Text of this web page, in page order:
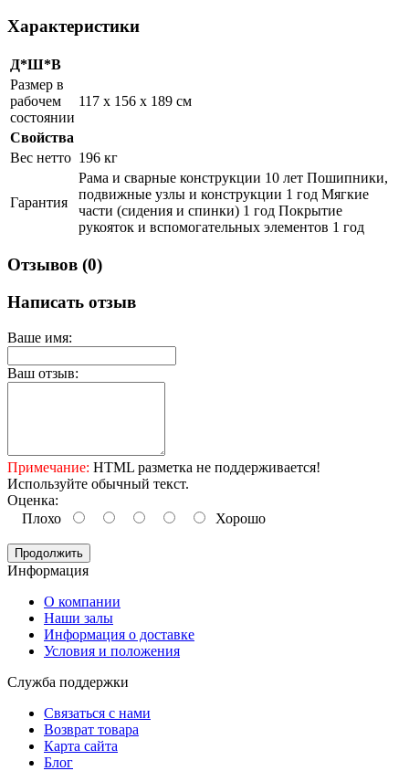
Характеристики
Д*Ш*В
Размер в
рабочем
состоянии
117 x 156 x 189 см
Свойства
Вес нетто 196 кг
Гарантия
Рама и сварные конструкции 10 лет Пошипники,
подвижные узлы и конструкции 1 год Мягкие
части (сидения и спинки) 1 год Покрытие
рукояток и вспомогательных элементов 1 год
Отзывов (0)
Написать отзыв
Ваше имя:
Ваш отзыв:
Примечание: HTML разметка не поддерживается!
Используйте обычный текст.
Оценка:
Плохо
Хорошо
Продолжить
Информация
O компании
Наши залы
Информация о доставке
Условия и положения
Служба поддержки
Связаться с нами
Возврат товара
Карта сайта
Блог